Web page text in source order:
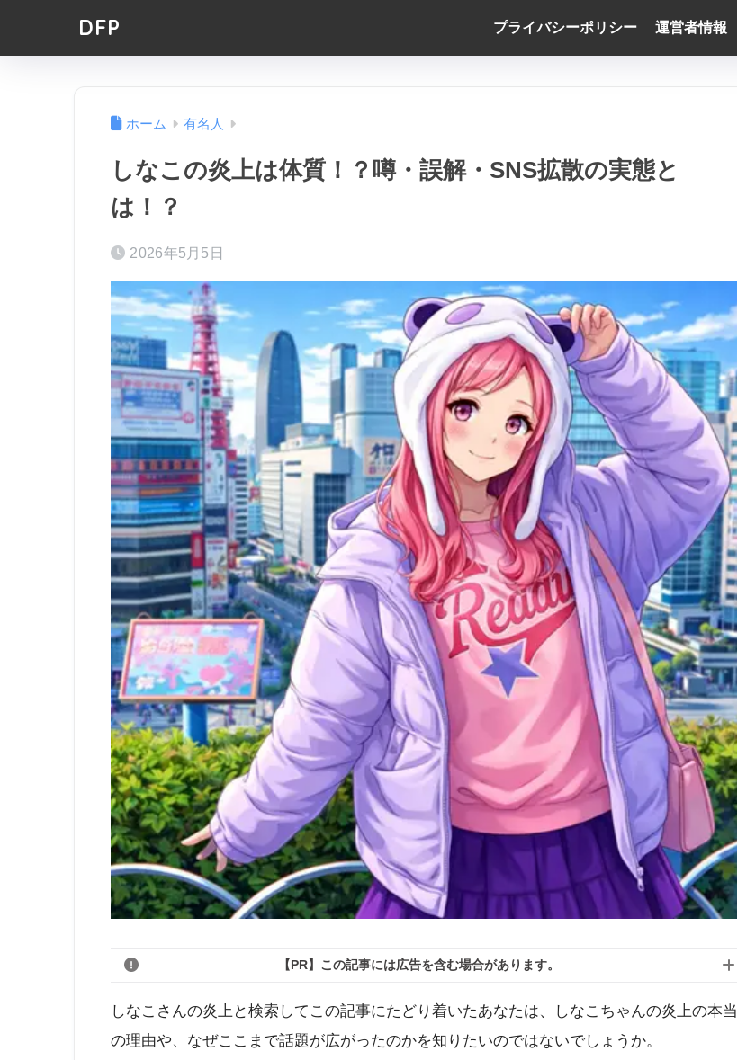
DFP プライバシーポリシー 運営者情報
ホーム 有名人
しなこの炎上は体質！？噂・誤解・SNS拡散の実態と
は！？
2026年5月5日
【PR】この記事には広告を含む場合があります。
しなこさんの炎上と検索してこの記事にたどり着いたあなたは、しなこちゃんの炎上の本当
の理由や、なぜここまで話題が広がったのかを知りたいのではないでしょうか。